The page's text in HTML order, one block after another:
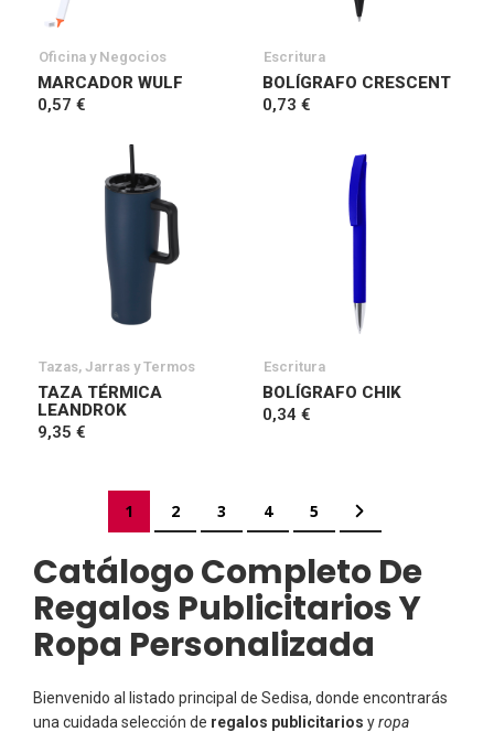
Oficina y Negocios
MARCADOR WULF
0,57 €
Escritura
BOLÍGRAFO CRESCENT
0,73 €
Tazas, Jarras y Termos
TAZA TÉRMICA
LEANDROK
9,35 €
Escritura
BOLÍGRAFO CHIK
0,34 €
Actualmente estás leyendo página
1 Página
2 Página
3 Página
4 Página
5 Página
Siguiente
Catálogo Completo De
Regalos Publicitarios Y
Ropa Personalizada
Bienvenido al listado principal de Sedisa, donde encontrarás
una cuidada selección de regalos publicitarios yropa